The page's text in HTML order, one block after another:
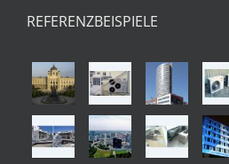
REFERENZBEISPIELE